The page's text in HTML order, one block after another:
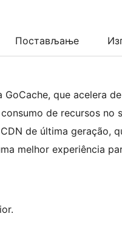
Постављање
GoCache, que acelera
de recursos no
de última geração,
melhor experiência